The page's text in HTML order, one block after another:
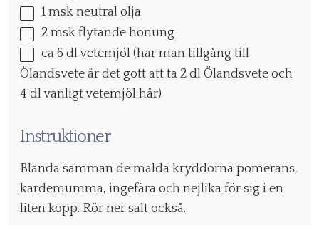
1 msk neutral olja
2 msk flytande honung
ca 6 dl vetemjöl (har man tillgång till
Ölandsvete är det gott att ta 2 dl Ölandsvete och
4 dl vanligt vetemjöl här)
Instruktioner
Blanda samman de malda kryddorna pomerans,
kardemumma, ingefära och nejlika för sig i en
liten kopp. Rör ner salt också.